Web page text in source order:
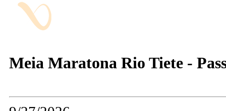
Meia Maratona Rio Tiete -